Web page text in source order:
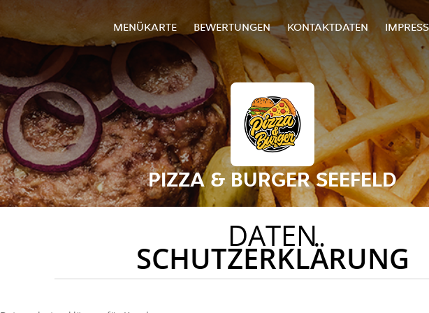
MENÜKARTE BEWERTUNGEN KONTAKTDATEN
PIZZA & BURGER SEEFELD
DATEN
SCHUTZERKLÄRUNG